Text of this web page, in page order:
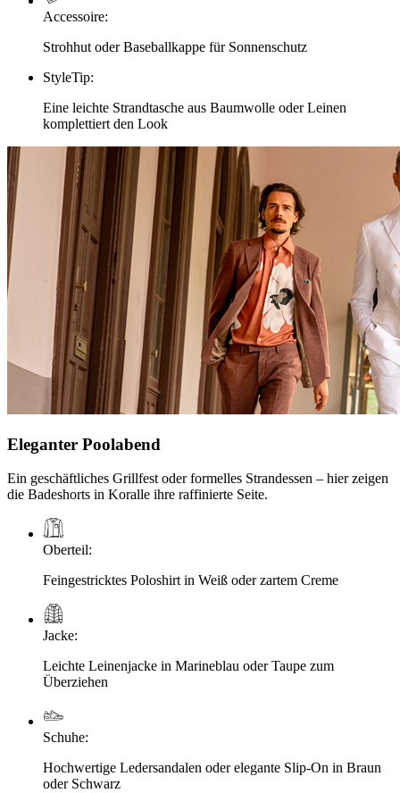
Accessoire:
Strohhut oder Baseballkappe für Sonnenschutz
StyleTip:
Eine leichte Strandtasche aus Baumwolle oder Leinen
komplettiert den Look
Eleganter Poolabend
Ein geschäftliches Grillfest oder formelles Strandessen – hier zeigen
die Badeshorts in Koralle ihre raffinierte Seite.
Oberteil:
Feingestricktes Poloshirt in Weiß oder zartem Creme
Jacke:
Leichte Leinenjacke in Marineblau oder Taupe zum
Überziehen
Schuhe:
Hochwertige Ledersandalen oder elegante Slip-On in Braun
oder Schwarz